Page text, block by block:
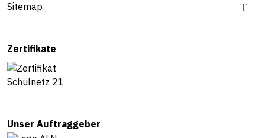
Sitemap
Zertifikate
Unser Auftraggeber